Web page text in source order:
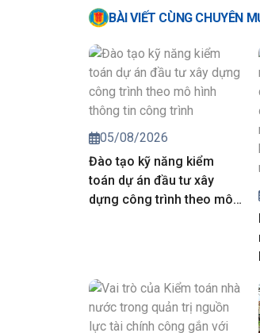
BÀI VIẾT CÙNG CHUYÊN
05/08/2026
Đào tạo kỹ năng kiểm
toán dự án đầu tư xây
dựng công trình theo mô